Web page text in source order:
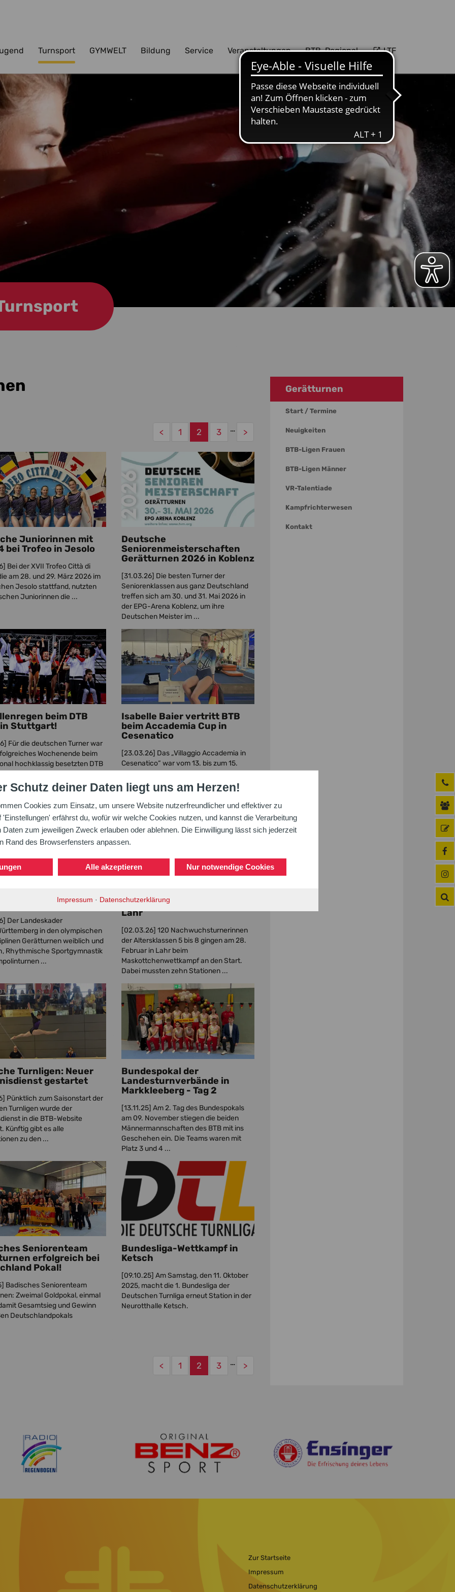
Schutz deiner Daten liegt uns am Herzen!
Cookies zum Einsatz, um unsere Website nutzerfreundlicher und effektiver zu
erfährst du, wofür wir welche Cookies nutzen, und kannst die Verarbeitung
zum jeweiligen Zweck erlauben oder ablehnen. Die Einwilligung lässt sich jederzeit
Rand des Browserfensters anpassen.
Alle akzeptieren Nur notwendige Cookies
Impressum · Datenschutzerklärung
Turnsport GYMWELT Bildung Service Veranstaltungen BTB-Regional LTF
< 1 2 3 … >
Juniorinnen mit
bei Trofeo in Jesolo
Bei der XVII Trofeo Città di
am 28. und 29. März 2026 im
Jesolo stattfand, nutzten
Juniorinnen die ...
Deutsche
Seniorenmeisterschaften
Gerätturnen 2026 in Koblenz
[31.03.26] Die besten Turner der
Seniorenklassen aus ganz Deutschland
treffen sich am 30. und 31. Mai 2026 in
der EPG-Arena Koblenz, um ihre
Deutschen Meister im ...
beim DTB
Stuttgart!
Für die deutschen Turner war
Wochenende beim
hochklassig besetzten DTB
Isabelle Baier vertritt BTB
beim Accademia Cup in
Cesenatico
[23.03.26] Das „Villaggio Accademia in
Cesenatico“ war vom 13. bis zum 15.
März Austragungsort des Accademia
Cups, zu dem auch Teilnehmer aus dem
Ausland ...
Der Landeskader
in den olympischen
Gerätturnen weiblich und
Rhythmische Sportgymnastik
...
„Maskottchenwettkampf“ in
Lahr
[02.03.26] 120 Nachwuchsturnerinnen
der Altersklassen 5 bis 8 gingen am 28.
Februar in Lahr beim
Maskottchenwettkampf an den Start.
Dabei mussten zehn Stationen ...
Turnligen: Neuer
gestartet
Pünktlich zum Saisonstart der
Turnligen wurde der
in die BTB-Website
Künftig gibt es alle
zu den ...
Bundespokal der
Landesturnverbände in
Markkleeberg - Tag 2
[13.11.25] Am 2. Tag des Bundespokals
am 09. November stiegen die beiden
Männermannschaften des BTB mit ins
Geschehen ein. Die Teams waren mit
Platz 3 und 4 ...
Seniorenteam
erfolgreich bei
Pokal!
Badisches Seniorenteam
Zweimal Goldpokal, einmal
Gesamtsieg und Gewinn
Deutschlandpokals
Bundesliga-Wettkampf in
Ketsch
[09.10.25] Am Samstag, den 11. Oktober
2025, macht die 1. Bundesliga der
Deutschen Turnliga erneut Station in der
Neurotthalle Ketsch.
< 1 2 3 … >
Gerätturnen
Start / Termine
Neuigkeiten
BTB-Ligen Frauen
BTB-Ligen Männer
VR-Talentiade
Kampfrichterwesen
Kontakt
Zur Startseite
Impressum
Datenschutzerklärung